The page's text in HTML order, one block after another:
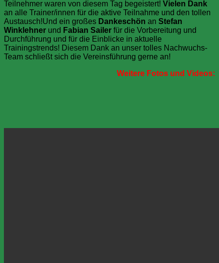
Teilnehmer waren von diesem Tag begeistert! Vielen Dank
an alle Trainer/innen für die aktive Teilnahme und den tollen
Austausch!Und ein großes Dankeschön an Stefan
Winklehner und Fabian Sailer für die Vorbereitung und
Durchführung und für die Einblicke in aktuelle
Trainingstrends! Diesem Dank an unser tolles Nachwuchs-
Team schließt sich die Vereinsführung gerne an!
Weitere Fotos und Videos: